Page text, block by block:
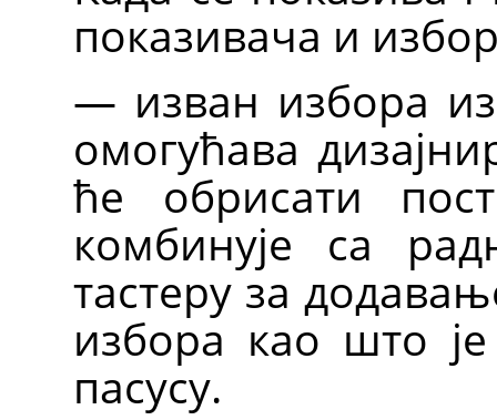
показивача и
— изван избора
омогућава
ће обрисати
комбинује са
тастеру за
избора као што
пасусу.